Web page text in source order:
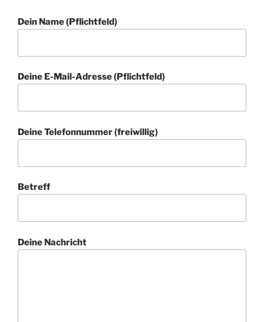
Dein Name (Pflichtfeld)
Deine E-Mail-Adresse (Pflichtfeld)
Deine Telefonnummer (freiwillig)
Betreff
Deine Nachricht